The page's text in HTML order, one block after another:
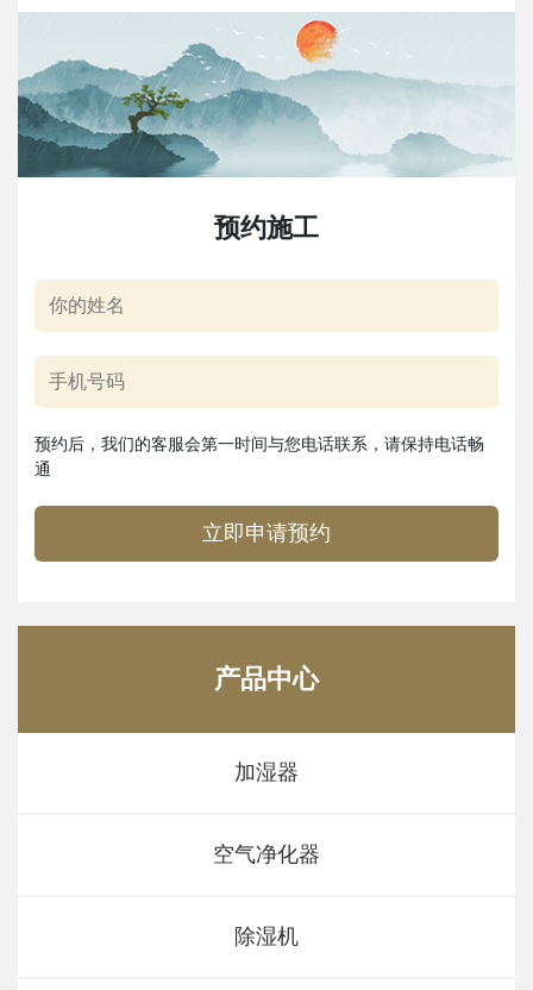
预约施工
预约后，我们的客服会第一时间与您电话联系，请保持电话畅
通
立即申请预约
产品中心
加湿器
空气净化器
除湿机